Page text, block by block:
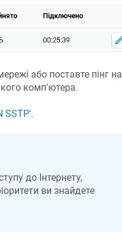
або поставте пінг на
комп'ютера.
SSTP'.
до Інтернету,
ви знайдете